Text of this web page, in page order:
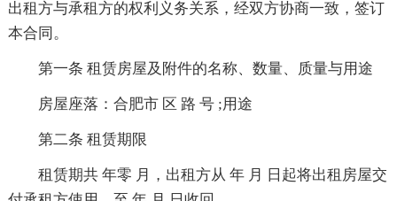
出租方与承租方的权利义务关系，经双方协商一致，签订
本合同。
第一条 租赁房屋及附件的名称、数量、质量与用途
房屋座落：合肥市 区 路 号 ;用途
第二条 租赁期限
租赁期共 年零 月，出租方从 年 月 日起将出租房屋交